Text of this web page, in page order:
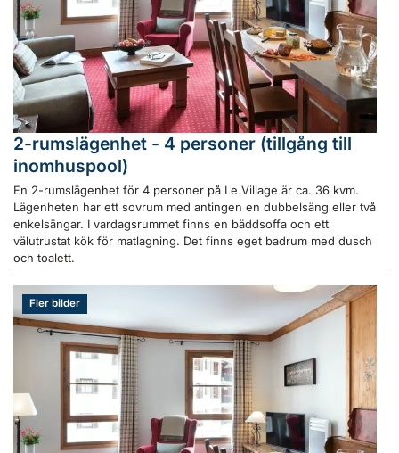
2-rumslägenhet - 4 personer (tillgång till
inomhuspool)
En 2-rumslägenhet för 4 personer på Le Village är ca. 36 kvm.
Lägenheten har ett sovrum med antingen en dubbelsäng eller två
enkelsängar. I vardagsrummet finns en bäddsoffa och ett
välutrustat kök för matlagning. Det finns eget badrum med dusch
och toalett.
Fler bilder